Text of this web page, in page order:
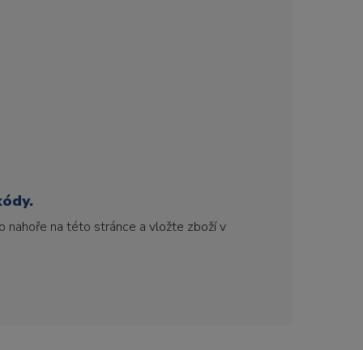
nahoře na této stránce a vložte zboží v